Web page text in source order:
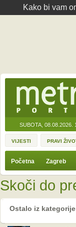
Kako bi vam
SUBOTA, 08.08.2026.
VIJESTI PRAVI
Početna Zagreb
Skoči do
Ostalo iz kategorije